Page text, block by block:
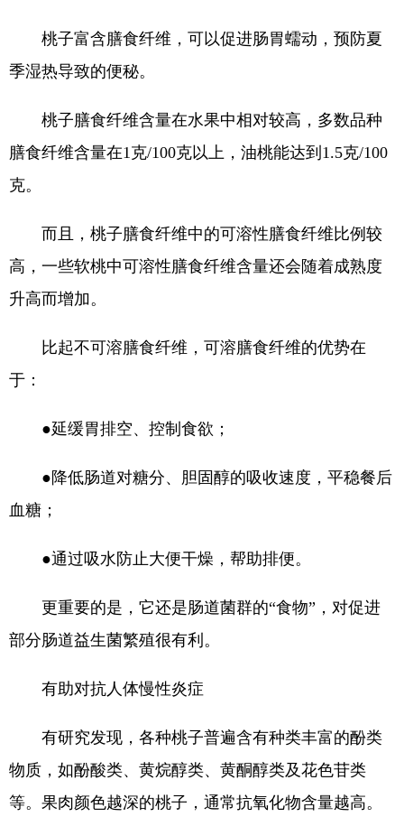
桃子富含膳食纤维，可以促进肠胃蠕动，预防夏
季湿热导致的便秘。
桃子膳食纤维含量在水果中相对较高，多数品种
膳食纤维含量在1克/100克以上，油桃能达到1.5克/100
克。
而且，桃子膳食纤维中的可溶性膳食纤维比例较
高，一些软桃中可溶性膳食纤维含量还会随着成熟度
升高而增加。
比起不可溶膳食纤维，可溶膳食纤维的优势在
于：
●延缓胃排空、控制食欲；
●降低肠道对糖分、胆固醇的吸收速度，平稳餐后
血糖；
●通过吸水防止大便干燥，帮助排便。
更重要的是，它还是肠道菌群的“食物”，对促进
部分肠道益生菌繁殖很有利。
有助对抗人体慢性炎症
有研究发现，各种桃子普遍含有种类丰富的酚类
物质，如酚酸类、黄烷醇类、黄酮醇类及花色苷类
等。果肉颜色越深的桃子，通常抗氧化物含量越高。